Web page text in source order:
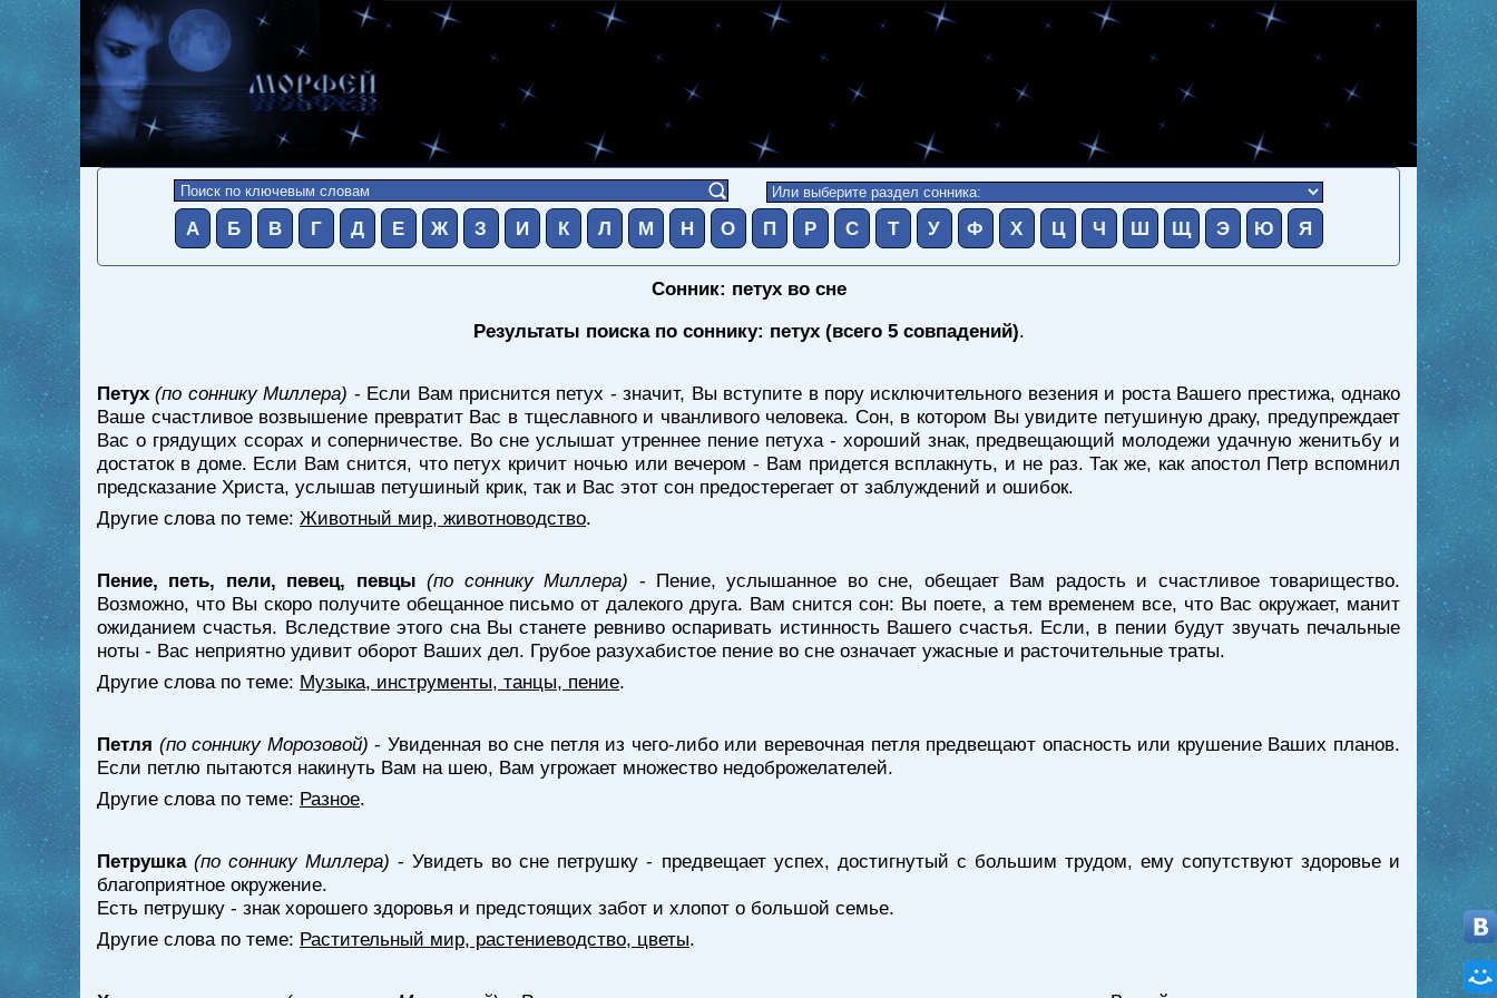
А Б В Г Д Е Ж З И К Л М Н О П Р С Т У Ф Х Ц Ч Ш Щ Э Ю Я
Сонник: петух во сне
Результаты поиска по соннику: петух (всего 5 совпадений).
Петух (по соннику Миллера) - Если Вам приснится петух - значит, Вы вступите в пору исключительного везения и роста Вашего престижа, однако
Ваше счастливое возвышение превратит Вас в тщеславного и чванливого человека. Сон, в котором Вы увидите петушиную драку, предупреждает
Вас о грядущих ссорах и соперничестве. Во сне услышат утреннее пение петуха - хороший знак, предвещающий молодежи удачную женитьбу и
достаток в доме. Если Вам снится, что петух кричит ночью или вечером - Вам придется всплакнуть, и не раз. Так же, как апостол Петр вспомнил
предсказание Христа, услышав петушиный крик, так и Вас этот сон предостерегает от заблуждений и ошибок.
Другие слова по теме: Животный мир, животноводство.
Пение, петь, пели, певец, певцы (по соннику Миллера) - Пение, услышанное во сне, обещает Вам радость и счастливое товарищество.
Возможно, что Вы скоро получите обещанное письмо от далекого друга. Вам снится сон: Вы поете, а тем временем все, что Вас окружает, манит
ожиданием счастья. Вследствие этого сна Вы станете ревниво оспаривать истинность Вашего счастья. Если, в пении будут звучать печальные
ноты - Вас неприятно удивит оборот Ваших дел. Грубое разухабистое пение во сне означает ужасные и расточительные траты.
Другие слова по теме: Музыка, инструменты, танцы, пение.
Петля (по соннику Морозовой) - Увиденная во сне петля из чего-либо или веревочная петля предвещают опасность или крушение Ваших планов.
Если петлю пытаются накинуть Вам на шею, Вам угрожает множество недоброжелателей.
Другие слова по теме: Разное.
Петрушка (по соннику Миллера) - Увидеть во сне петрушку - предвещает успех, достигнутый с большим трудом, ему сопутствуют здоровье и
благоприятное окружение.
Есть петрушку - знак хорошего здоровья и предстоящих забот и хлопот о большой семье.
Другие слова по теме: Растительный мир, растениеводство, цветы.